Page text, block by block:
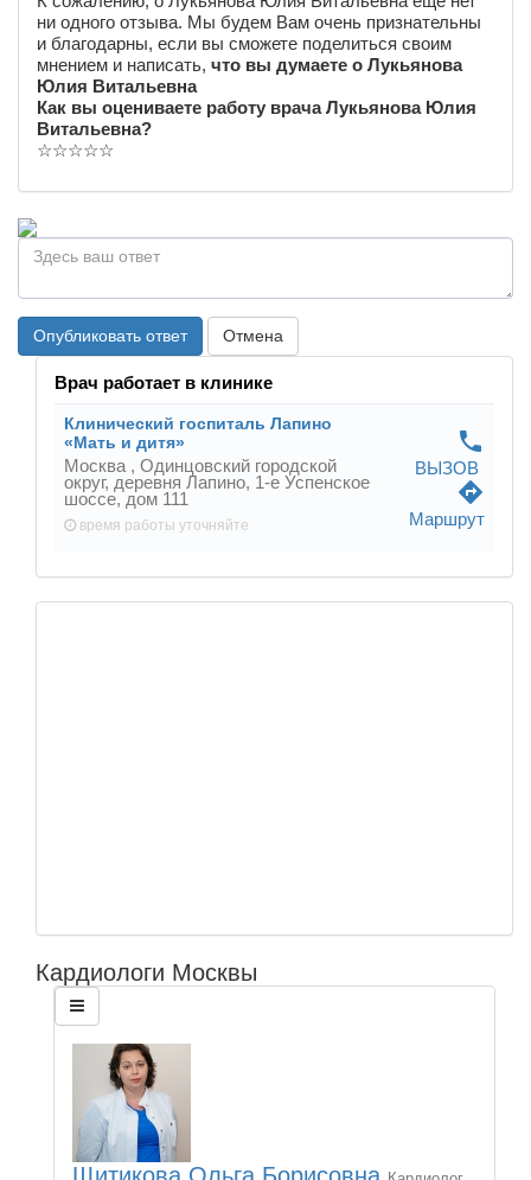
ни одного отзыва. Мы будем Вам очень признательны
и благодарны, если вы сможете поделиться своим
мнением и написать, что вы думаете о Лукьянова
Юлия Витальевна
Как вы оцениваете работу врача Лукьянова Юлия
Витальевна?
☆☆☆☆☆
Опубликовать ответ Отмена
Врач работает в клинике
Клинический госпиталь Лапино
«Мать и дитя»
Москва , Одинцовский городской
округ, деревня Лапино, 1-е Успенское
шоссе, дом 111
время работы уточняйте
phone
ВЫЗОВ
directions
Маршрут
Кардиологи Москвы